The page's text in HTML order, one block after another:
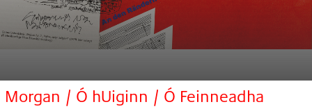
Morgan / Ó hUiginn / Ó Feinneadha